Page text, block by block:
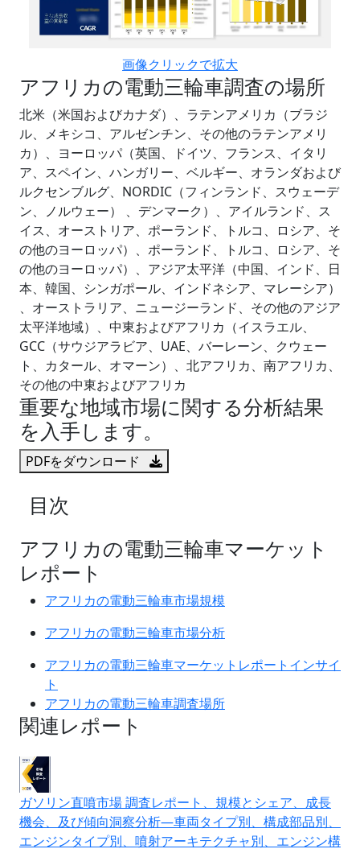
画像クリックで拡大
アフリカの電動三輪車調査の場所
北米（米国およびカナダ）、ラテンアメリカ（ブラジ
ル、メキシコ、アルゼンチン、その他のラテンアメリ
カ）、ヨーロッパ（英国、ドイツ、フランス、イタリ
ア、スペイン、ハンガリー、ベルギー、オランダおよび
ルクセンブルグ、NORDIC（フィンランド、スウェーデ
ン、ノルウェー） 、デンマーク）、アイルランド、ス
イス、オーストリア、ポーランド、トルコ、ロシア、そ
の他のヨーロッパ）、ポーランド、トルコ、ロシア、そ
の他のヨーロッパ）、アジア太平洋（中国、インド、日
本、韓国、シンガポール、インドネシア、マレーシア）
、オーストラリア、ニュージーランド、その他のアジア
太平洋地域）、中東およびアフリカ（イスラエル、
GCC（サウジアラビア、UAE、バーレーン、クウェー
ト、カタール、オマーン）、北アフリカ、南アフリカ、
その他の中東およびアフリカ
重要な地域市場に関する分析結果
を入手します。
PDFをダウンロード
目次
アフリカの電動三輪車マーケット
レポート
アフリカの電動三輪車市場規模
アフリカの電動三輪車市場分析
アフリカの電動三輪車マーケットレポートインサイ
ト
アフリカの電動三輪車調査場所
関連レポート
ガソリン直噴市場 調査レポート、規模とシェア、成長
機会、及び傾向洞察分析―車両タイプ別、構成部品別、
エンジンタイプ別、噴射アーキテクチャ別、エンジン構